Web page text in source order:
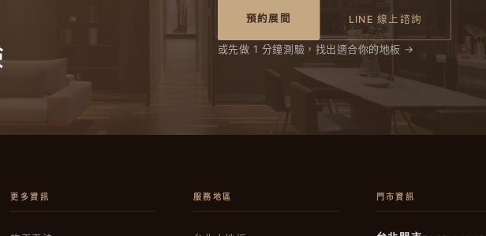
預約展間 LINE 線上諮詢
或先做 1 分鐘測驗，找出適合你的地板 →
更多資訊 服務地區 門市資訊